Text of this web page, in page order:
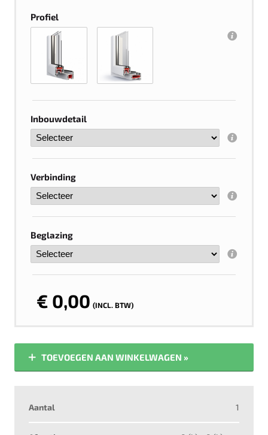
Profiel
Inbouwdetail
Verbinding
Beglazing
€ 0,00 (INCL. BTW)
TOEVOEGEN AAN WINKELWAGEN »
Aantal 1